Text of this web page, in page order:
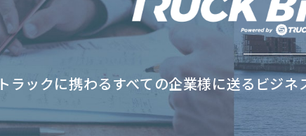
トラックに携わるすべての企業様に送るビジネ